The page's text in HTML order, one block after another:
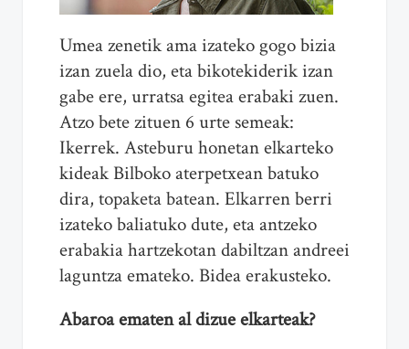
Umea zenetik ama izateko gogo bizia
izan zuela dio, eta bikotekiderik izan
gabe ere, urratsa egitea erabaki zuen.
Atzo bete zituen 6 urte semeak:
Ikerrek. Asteburu honetan elkarteko
kideak Bilboko aterpetxean batuko
dira, topaketa batean. Elkarren berri
izateko baliatuko dute, eta antzeko
erabakia hartzekotan dabiltzan andreei
laguntza emateko. Bidea erakusteko.
Abaroa ematen al dizue elkarteak?